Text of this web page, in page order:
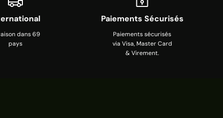
dans 69
pays
Paiements Sécurisés
Paiements sécurisés
via Visa, Master Card
& Virement.